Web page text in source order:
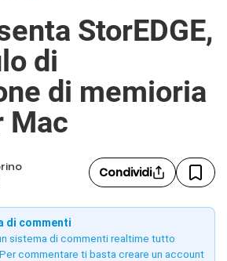
StorEDGE,
di
di memioria
Mac
Condividi
di commenti
sistema di commenti realtime tutto
commentare ti basta creare un account